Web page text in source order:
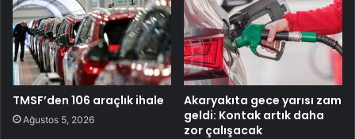
TMSF’den 106 araçlık ihale
Ağustos 5, 2026
Akaryakıta gece yarısı zam
geldi: Kontak artık daha
zor çalışacak